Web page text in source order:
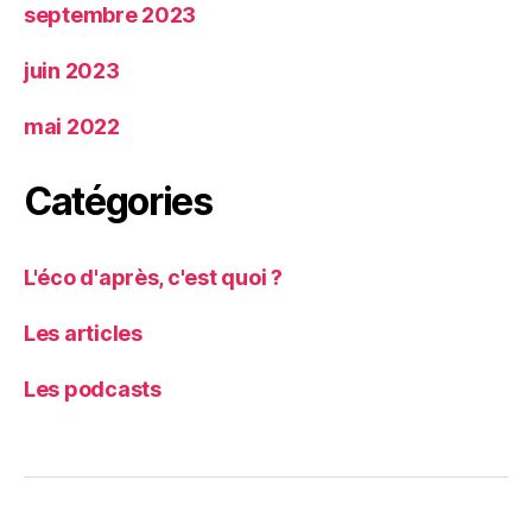
septembre 2023
juin 2023
mai 2022
Catégories
L'éco d'après, c'est quoi ?
Les articles
Les podcasts